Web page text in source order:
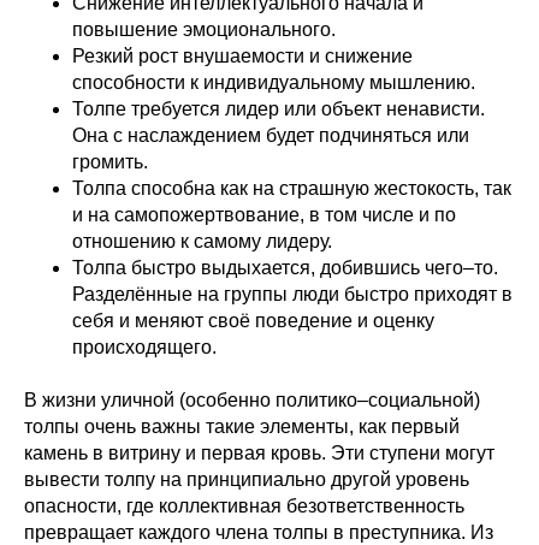
повышение эмоционального.
Резкий рост внушаемости и снижение
способности к индивидуальному мышлению.
Толпе требуется лидер или объект ненависти.
Она с наслаждением будет подчиняться или
громить.
Толпа способна как на страшную жестокость, так
и на самопожертвование, в том числе и по
отношению к самому лидеру.
Толпа быстро выдыхается, добившись чего–то.
Разделённые на группы люди быстро приходят в
себя и меняют своё поведение и оценку
происходящего.
В жизни уличной (особенно политико–социальной)
толпы очень важны такие элементы, как первый
камень в витрину и первая кровь. Эти ступени могут
вывести толпу на принципиально другой уровень
опасности, где коллективная безответственность
превращает каждого члена толпы в преступника. Из